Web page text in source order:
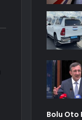
Bolu Oto